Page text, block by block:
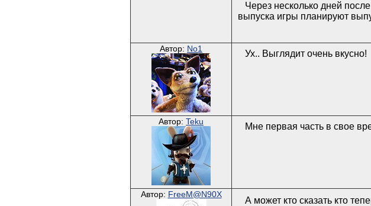
Через несколько дней
выпуска игры планируют
Автор: No1 Ух.. Выглядит очень вкусно!
Автор: Teku Мне первая часть в свое
Автор: FreeM@N90X
А может кто сказать кто